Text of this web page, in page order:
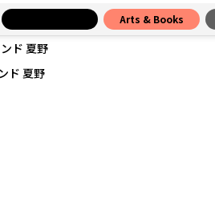
Arts & Books
ド 夏野
ド 夏野